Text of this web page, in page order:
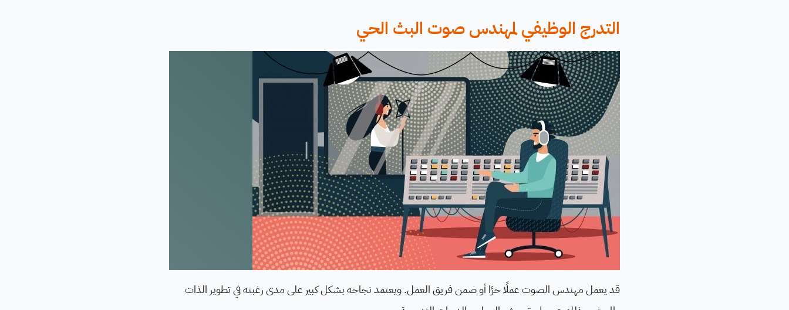
التدرج الوظيفي لمهندس صوت البث الحي
قد يعمل مهندس الصوت عملًا حرًا أو ضمن فريق العمل. ويعتمد نجاحه بشكل كبير على مدى رغبته في تطوير الذات